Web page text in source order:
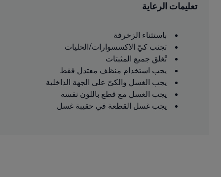
تعليمات الرعاية
باستثناء الزخرفة
تجنب كيّ الاكسسوارات/الحليات
تُغلق جميع المثبتات
يجب استخدام منظف معتدل فقط
يجب الغسل والكىّ على الجهة الداخلية
يجب الغسل مع قطع باللون نفسه
يجب غسل القطعة في حقيبة غسل